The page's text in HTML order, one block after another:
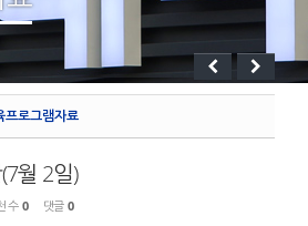
프로그램자료
월 2일)
수 0 댓글 0